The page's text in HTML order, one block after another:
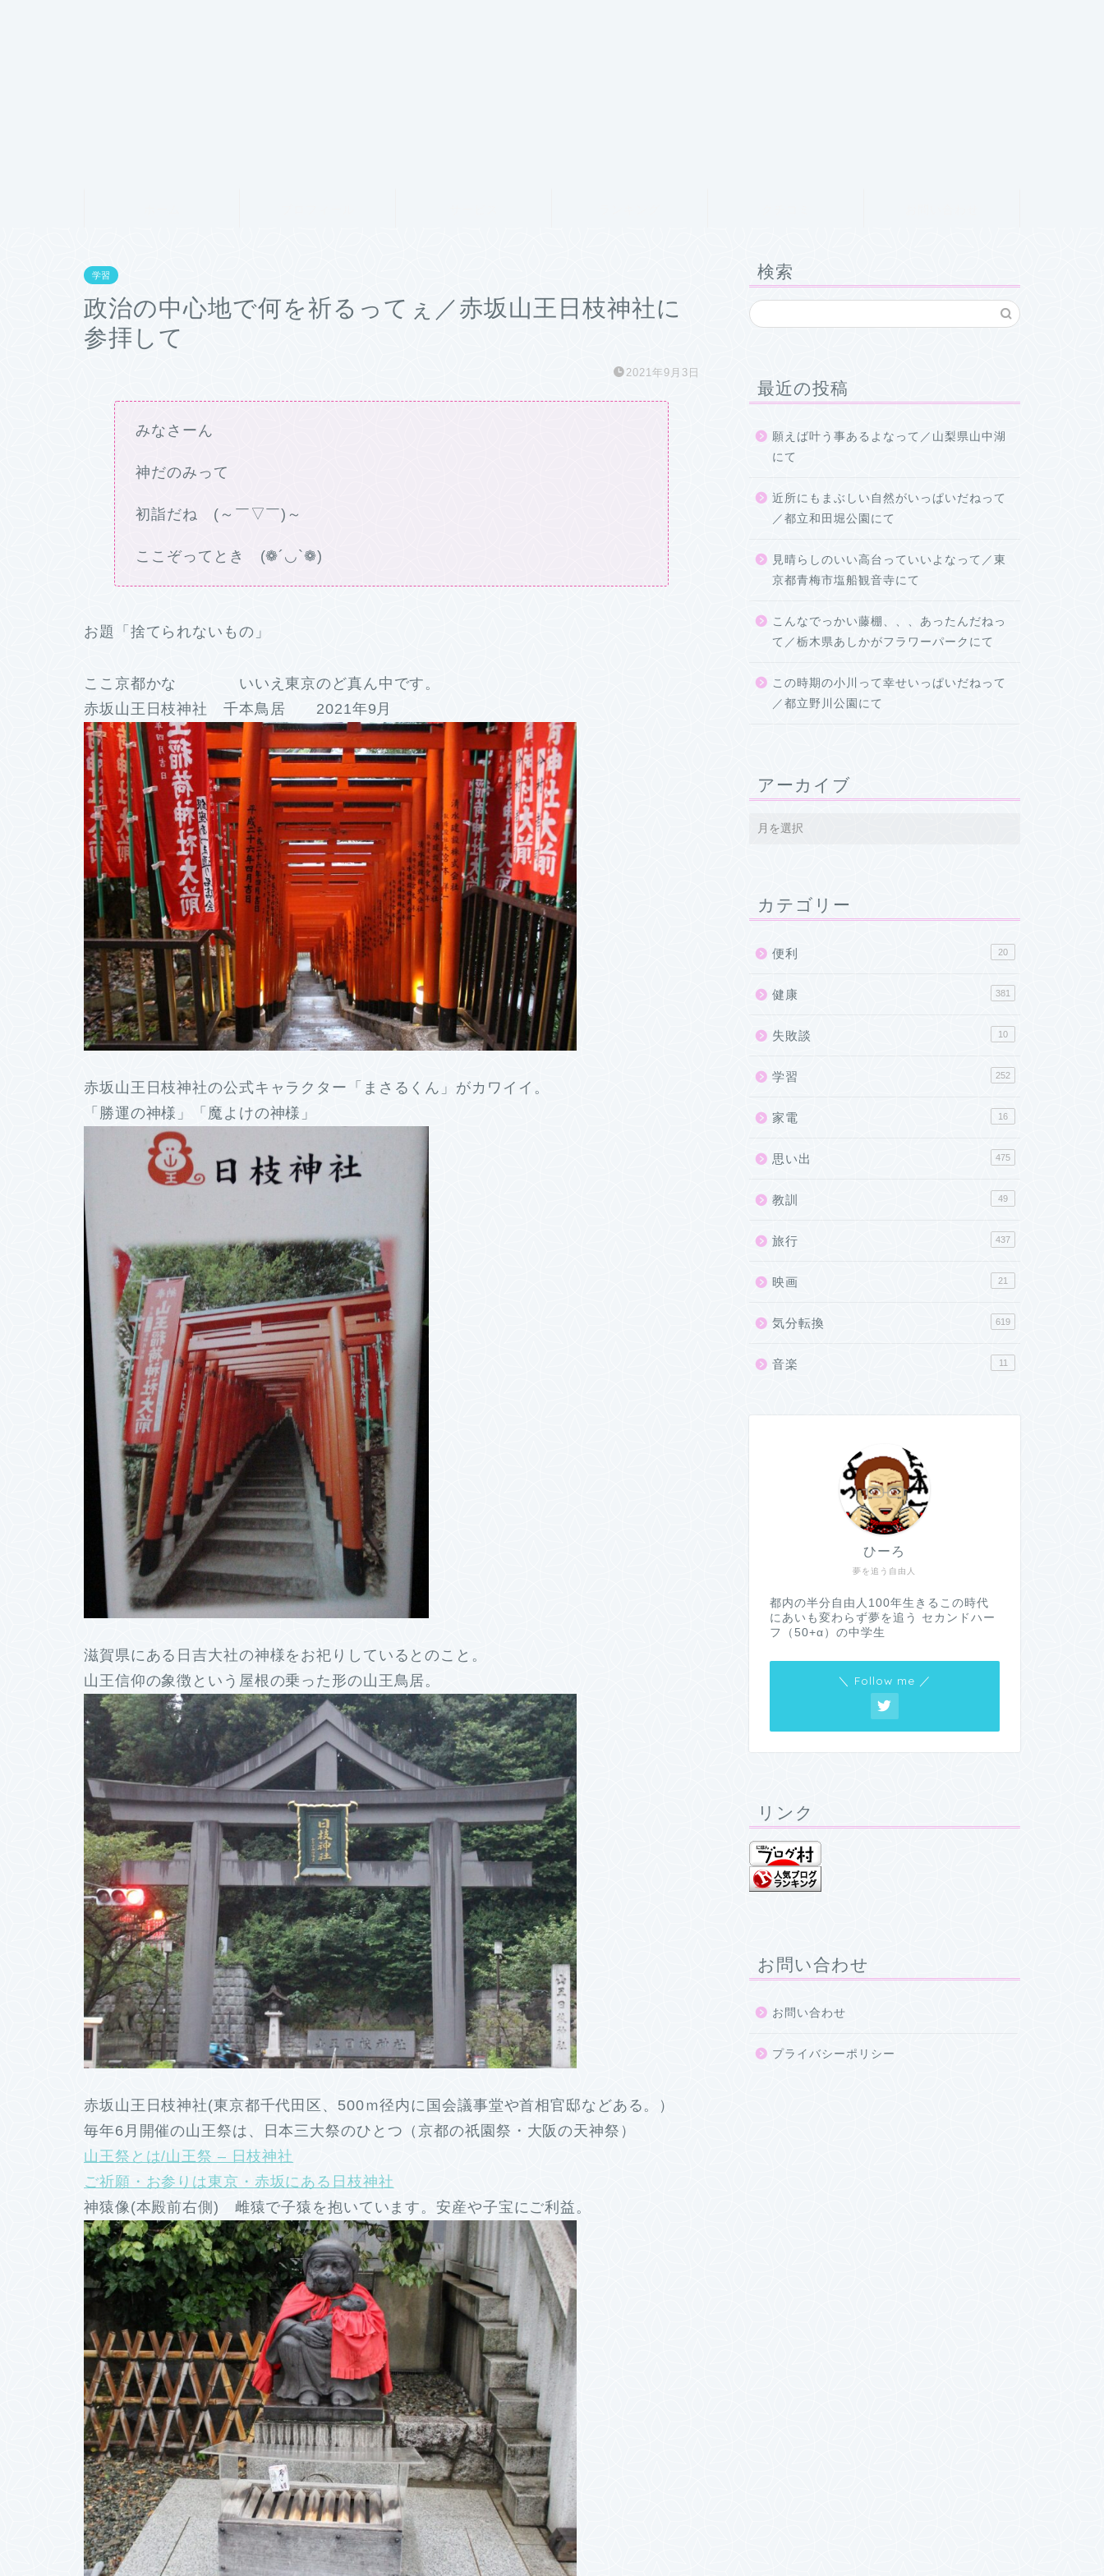
学習
政治の中心地で何を祈るってぇ／赤坂山王日枝神社に
参拝して
2021年9月3日
みなさーん
神だのみって
初詣だね (～￣▽￣)～
ここぞってとき (❁´◡`❁)
お題「捨てられないもの」
ここ京都かな いいえ東京のど真ん中です。
赤坂山王日枝神社 千本鳥居 2021年9月
赤坂山王日枝神社の公式キャラクター「 まさる くん」がカワイイ。
「勝運の神様」「魔よけの神様」
滋賀県にある日吉大社の神様をお祀りしているとのこと。
山王信仰の象徴という屋根の乗った形の山王鳥居。
赤坂山王日枝神社(東京都千代田区、500ｍ径内に国会議事堂や首相官邸などある。）
毎年6月開催の山王祭は、日本三大祭のひとつ（京都の祇園祭・大阪の天神祭）
山王祭とは/山王祭 – 日枝神社
ご祈願・お参りは東京・赤坂にある日枝神社
神猿像(本殿前右側) 雌猿で子猿を抱いています。安産や子宝にご利益。
検索
最近の投稿
願えば叶う事あるよなって／山梨県山中湖
にて
近所にもまぶしい自然がいっぱいだねって
／都立和田堀公園にて
見晴らしのいい高台っていいよなって／東
京都青梅市塩船観音寺にて
こんなでっかい藤棚、、、あったんだねっ
て／栃木県あしかがフラワーパークにて
この時期の小川って幸せいっぱいだねって
／都立野川公園にて
アーカイブ
カテゴリー
便利 20
健康 381
失敗談 10
学習 252
家電 16
思い出 475
教訓 49
旅行 437
映画 21
気分転換 619
音楽 11
夢を追う自由人
ひーろ
都内の半分自由人100年生きるこの時代
にあいも変わらず夢を追う セカンドハー
フ（50+α）の中学生
＼ Follow me ／
リンク
お問い合わせ
お問い合わせ
プライバシーポリシー